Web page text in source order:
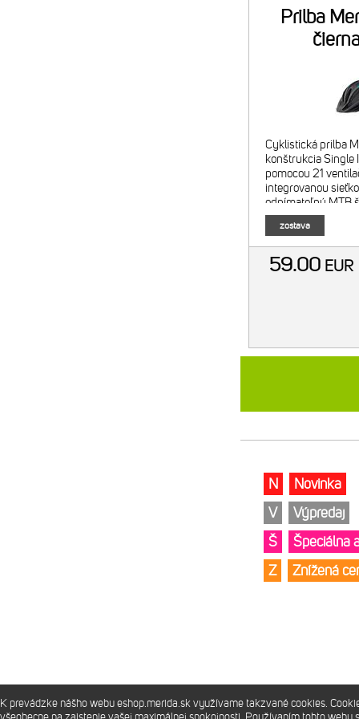
Prilba
Cyklistická prilba
konštrukcia Single
pomocou 21
integrovanou
odnímateľný MTB
otočný upínací
výstelky prilby
zostava
59.00 EUR
N
Novinka
V
Výpredaj
Š
Špeciálna
Z
Znížená
PrevádzkujeMerida Slovakia s.r.o.
K prevádzke nášho webu eshop.merida.sk využívame takzvané cookies.